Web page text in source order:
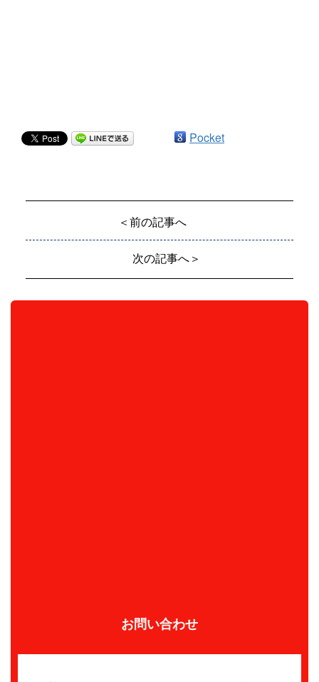
Pocket
＜前の記事へ
次の記事へ＞
お問い合わせ